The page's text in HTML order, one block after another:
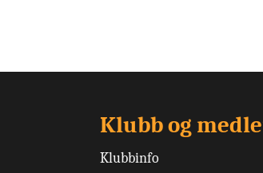
Klubb og
Klubbinfo